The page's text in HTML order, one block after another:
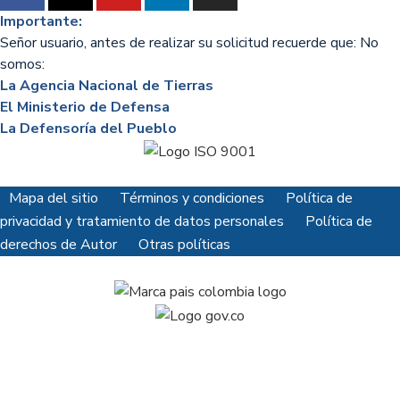
Importante:
Señor usuario, antes de realizar su solicitud recuerde que: No
somos:
La Agencia Nacional de Tierras
El Ministerio de Defensa
La Defensoría del Pueblo
Mapa del sitio Términos y condiciones
Política de
privacidad y tratamiento de datos personales
Política de
derechos de Autor
Otras políticas